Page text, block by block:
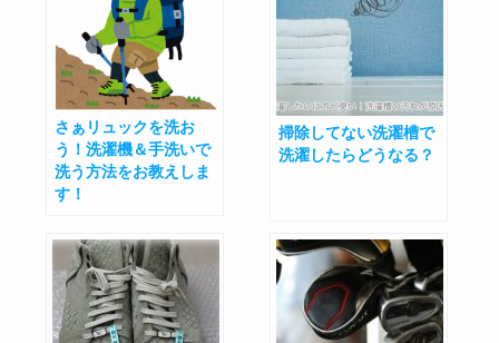
さぁリュックを洗お
う！洗濯機＆手洗いで
洗う方法をお教えしま
す！
掃除してない洗濯槽で
洗濯したらどうなる？